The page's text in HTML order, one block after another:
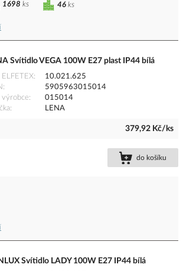
46 ks
1698 ks
Svítidlo VEGA 100W E27 plast IP44 bílá
ELFETEX
10.021.625
5905963015014
výrobce
015014
LENA
379,92 Kč/ks
do košíku
Svítidlo LADY 100W E27 IP44 bílá